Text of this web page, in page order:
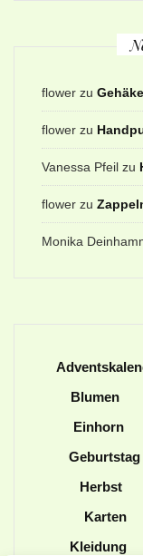
flower zu
flower zu
Vanessa Pfeil zu
flower zu
Monika
Blumen
Einhorn
Geburtstag
Herbst
Karten
Kleidung